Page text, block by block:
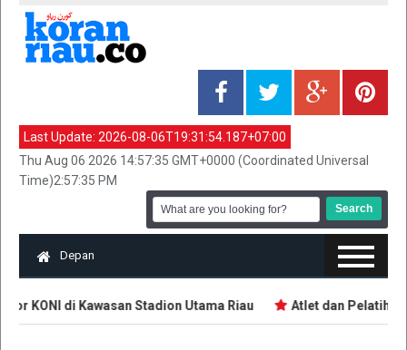
Last Update: 2026-08-06T19:31:54.187+07:00
Thu Aug 06 2026 14:57:35 GMT+0000 (Coordinated Universal
Time)2:57:35 PM
Depan
KONI di Kawasan Stadion Utama Riau Atlet dan Pelatih